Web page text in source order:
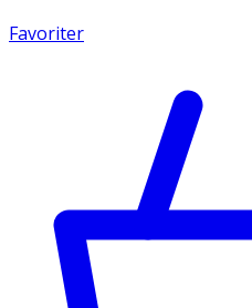
Favoriter